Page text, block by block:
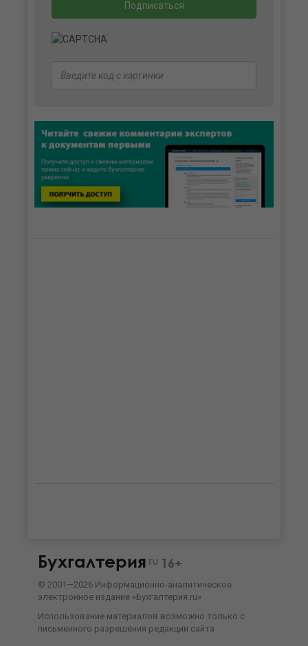
Бухгалтерия ru 16+
© 2001—2026 Информационно-аналитическое
электронное издание «Бухгалтерия.ru»
Использование материалов возможно только с
письменного разрешения редакции сайта